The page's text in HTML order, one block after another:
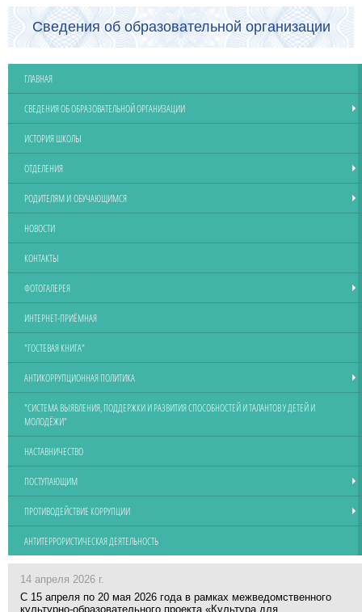
Сведения об образовательной организации
ГЛАВНАЯ
СВЕДЕНИЯ ОБ ОБРАЗОВАТЕЛЬНОЙ ОРГАНИЗАЦИИ
ИСТОРИЯ ШКОЛЫ
ОТДЕЛЕНИЯ
РОДИТЕЛЯМ И ОБУЧАЮЩИМСЯ
НОВОСТИ
КОНТАКТЫ
ФОТОГАЛЕРЕЯ
ИНТЕРНЕТ-ПРИЁМНАЯ
"ГОСТЕВАЯ КНИГА"
АНТИКОРРУПЦИОННАЯ ПОЛИТИКА
"СИСТЕМА ВЫЯВЛЕНИЯ, ПОДДЕРЖКИ И РАЗВИТИЯ СПОСОБНОСТЕЙ И ТАЛАНТОВ У ДЕТЕЙ И
МОЛОДЁЖИ"
НАСТАВНИЧЕСТВО
ПОСТУПАЮЩИМ
ПРОТИВОДЕЙСТВИЕ КОРРУПЦИИ
АНТИТЕРРОРИСТИЧЕСКАЯ ДЕЯТЕЛЬНОСТЬ
14 апреля 2026 г.
С 15 апреля по 20 мая 2026 года в рамках межведомственного
культурно-образовательного проекта «Культура для